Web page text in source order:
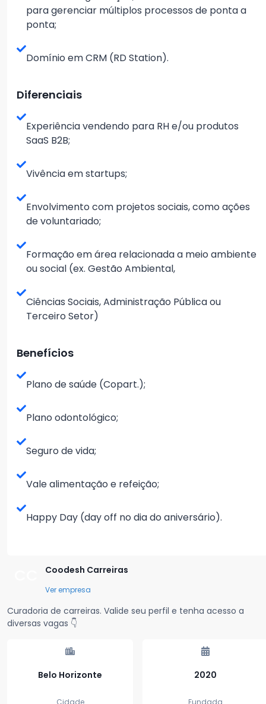
para gerenciar múltiplos processos de ponta a
ponta;
Domínio em CRM (RD Station).
Diferenciais
Experiência vendendo para RH e/ou produtos
SaaS B2B;
Vivência em startups;
Envolvimento com projetos sociais, como ações
de voluntariado;
Formação em área relacionada a meio ambiente
ou social (ex. Gestão Ambiental,
Ciências Sociais, Administração Pública ou
Terceiro Setor)
Benefícios
Plano de saúde (Copart.);
Plano odontológico;
Seguro de vida;
Vale alimentação e refeição;
Happy Day (day off no dia do aniversário).
Coodesh Carreiras
Ver empresa
Curadoria de carreiras. Valide seu perfil e tenha acesso a
diversas vagas 👇
Belo Horizonte
Cidade
2020
Fundada